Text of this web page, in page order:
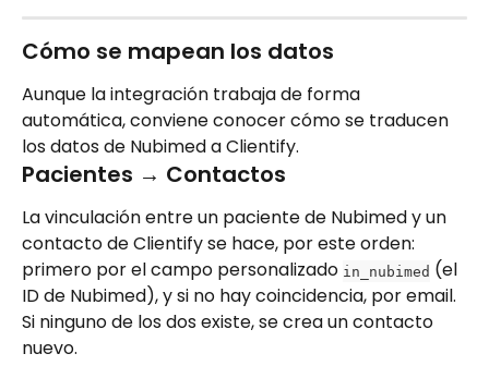
Cómo se mapean los datos
Aunque la integración trabaja de forma
automática, conviene conocer cómo se traducen
los datos de Nubimed a Clientify.
Pacientes → Contactos
La vinculación entre un paciente de Nubimed y un
contacto de Clientify se hace, por este orden:
primero por el campo personalizado in_nubimed (el
ID de Nubimed), y si no hay coincidencia, por email.
Si ninguno de los dos existe, se crea un contacto
nuevo.